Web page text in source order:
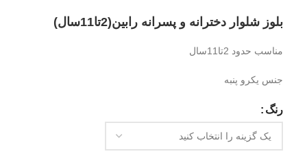
بلوز شلوار دخترانه و پسرانه رابین(2تا11سال)
مناسب حدود 2تا11سال
جنس یکرو پنبه
رنگ